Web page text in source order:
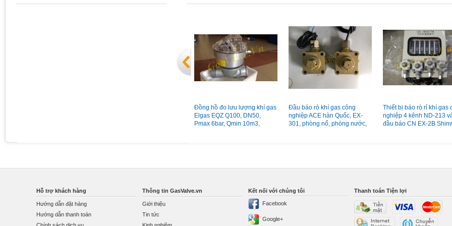
Đồng hồ đo lưu lượng khí gas
Elgas EQZ Q100, DN50,
Pmax 6bar, Qmin 10m3,
Đầu báo rò khí gas công
nghiệp ACE hàn Quốc, EX-
301, phòng nổ, phòng nước,
Thiết bị báo rò rỉ khí gas
nghiệp 4 kênh ND-213
đầu báo CN EX-2B
Hỗ trợ khách hàng
Hướng dẫn đặt hàng
Hướng dẫn thanh toán
Thông tin GasValve.vn
Giới thiệu
Tin tức
Kết nối với chúng tôi
Facebook
Google+
Thanh toán Tiện lợi